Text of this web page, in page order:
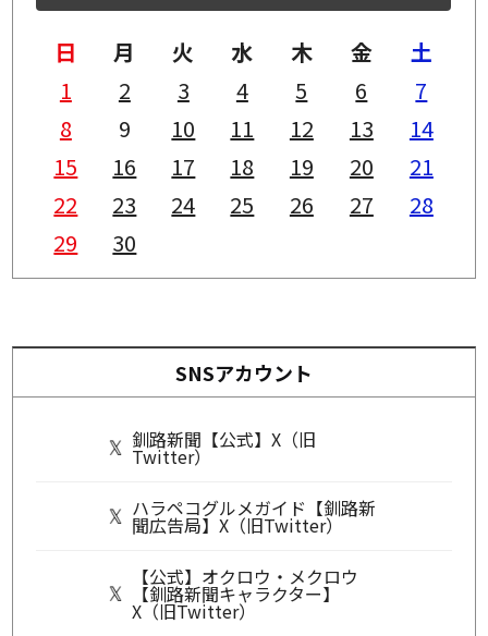
日 月 火 水 木 金
土
1
2 3 4 5 6
7
8
9 10 11 12 13
14
15
16 17 18 19 20
21
22
23 24 25 26 27
28
29
30
SNSアカウント
釧路新聞【公式】X（旧
Twitter）
ハラペコグルメガイド【釧路新
聞広告局】X（旧Twitter）
【公式】オクロウ・メクロウ
【釧路新聞キャラクター】
X（旧Twitter）